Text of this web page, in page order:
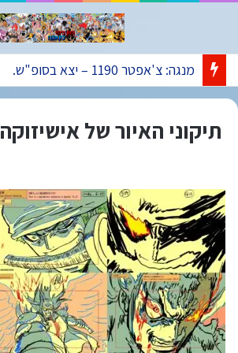
מנגה: צ'אפטר 1190 – יצא בסופ"ש.
תיקוני האיור של אישיזוקה 1062